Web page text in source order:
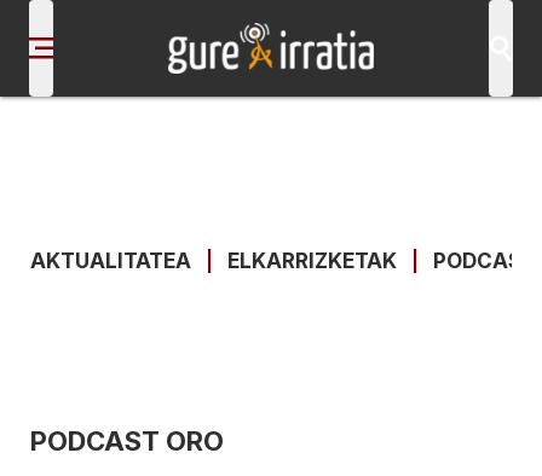
AKTUALITATEA ELKARRIZKETAK
PODCAST ORO